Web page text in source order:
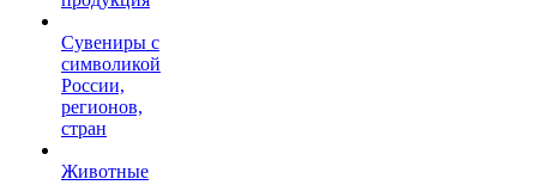
Сувениры с
символикой
России,
регионов,
стран
Животные